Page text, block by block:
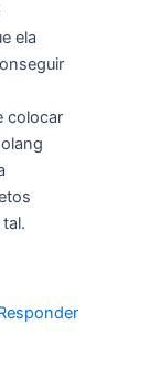
ela
colocar